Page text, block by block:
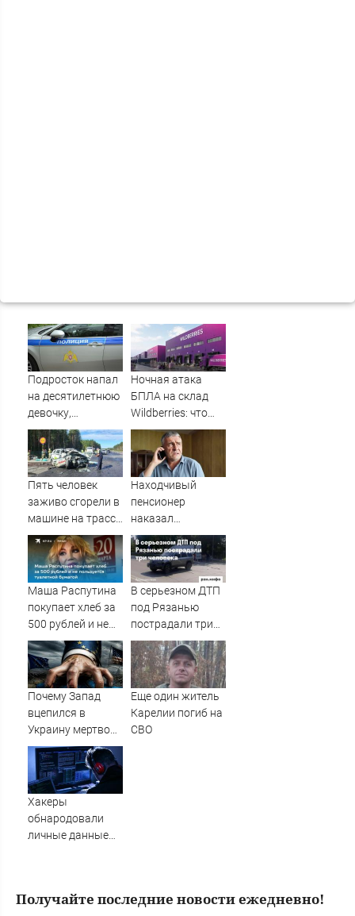
Подросток напал
на десятилетнюю
девочку,
ворвавшись в
квартиру
Ночная атака
БПЛА на склад
Wildberries: что
известно об
очередном ударе
по логистическим
центрам
Пять человек
заживо сгорели в
машине на трассе
(ФОТО)
Находчивый
пенсионер
наказал
мошенников
изощренным
способом
Маша Распутина
покупает хлеб за
500 рублей и не
пользуется
туалетной
бумагой
В серьезном ДТП
под Рязанью
пострадали три
человека —
Новости за
07.08.2026
Почему Запад
вцепился в
Украину мертвой
хваткой?
Скандальное
признание
политолога. Его
логика ужасает
Еще один житель
Карелии погиб на
СВО
Хакеры
обнародовали
личные данные
Новости на
Получайте последние новости ежедневно!